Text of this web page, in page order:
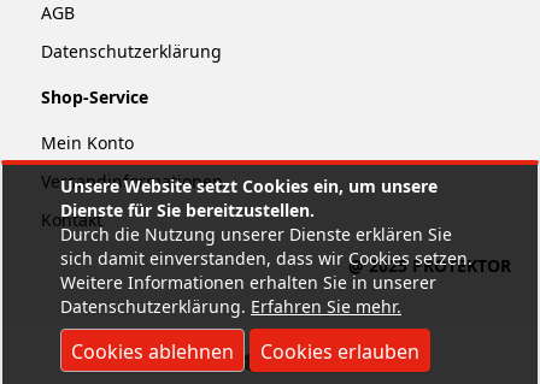
Unsere Website setzt Cookies ein, um unsere
Dienste für Sie bereitzustellen.
Durch die Nutzung unserer Dienste erklären Sie
sich damit einverstanden, dass wir Cookies setzen.
Weitere Informationen erhalten Sie in unserer
Datenschutzerklärung. Erfahren Sie mehr.
Cookies ablehnen Cookies erlauben
AGB
Datenschutzerklärung
Shop-Service
Mein Konto
Versandinformationen
Kontakt
@ 2025 PROTEKTOR